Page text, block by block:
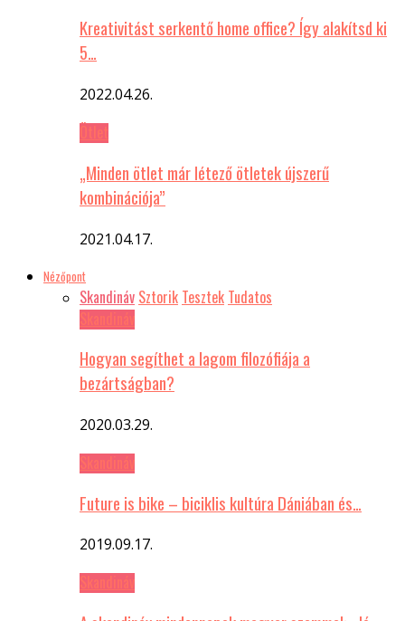
Kreativitást serkentő home office? Így alakítsd ki
5…
2022.04.26.
„Minden ötlet már létező ötletek újszerű
kombinációja”
2021.04.17.
Nézőpont
Skandináv Sztorik Tesztek Tudatos
Hogyan segíthet a lagom filozófiája a
bezártságban?
2020.03.29.
Future is bike – biciklis kultúra Dániában és…
2019.09.17.